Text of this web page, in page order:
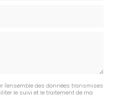
l'ensemble des données transmises
le suivi et le traitement de ma